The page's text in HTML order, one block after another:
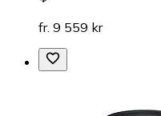
fr. 9 559 kr